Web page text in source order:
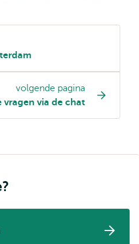
volgende pagina
vragen via de chat